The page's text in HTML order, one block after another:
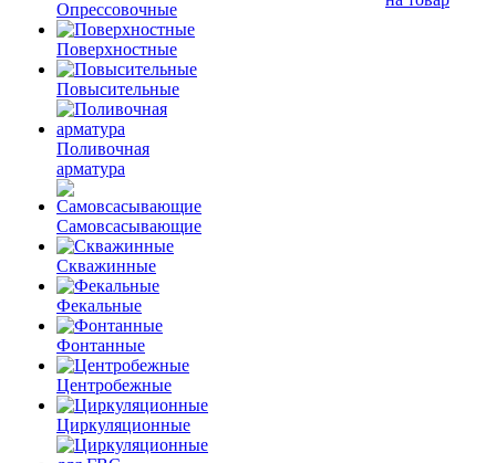
Опрессовочные
Поверхностные
Повысительные
Поливочная
арматура
Самовсасывающие
Скважинные
Фекальные
Фонтанные
Центробежные
Циркуляционные